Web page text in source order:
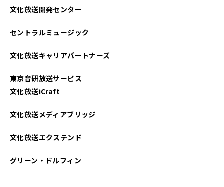
2024年12月
2024年11月
2024年10月
文化放送開発センター
セントラルミュージック
文化放送キャリアパートナーズ
東京音研放送サービス
文化放送iCraft
文化放送メディアブリッジ
文化放送エクステンド
グリーン・ドルフィン